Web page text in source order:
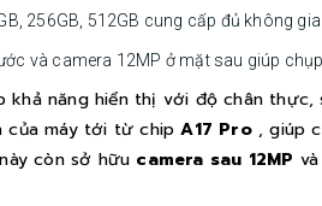
256GB, 512GB cung cấp đủ không
và camera 12MP ở mặt sau giúp
khả năng hiển thị với độ chân
của máy tới từ chipA17 Pro , giúp
còn sở hữu camera sau 12MP